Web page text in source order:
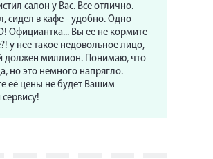
салон у Вас. Все отлично.
сидел в кафе - удобно. Одно
Официантка... Вы ее не кормите
у нее такое недовольное лицо,
должен миллион. Понимаю, что
но это немного напрягло.
её цены не будет Вашим